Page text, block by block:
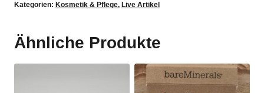
Kategorien: Kosmetik & Pflege, Live Artikel
Ähnliche Produkte